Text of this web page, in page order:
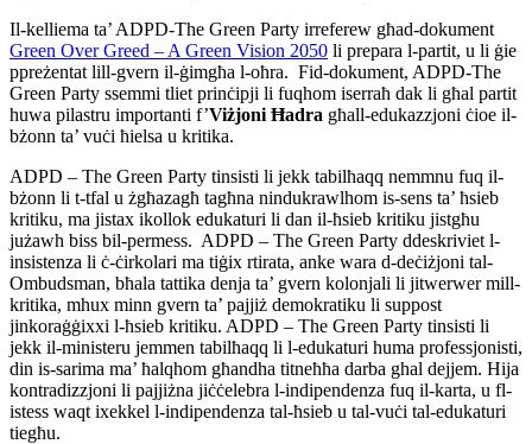
Il-kelliema ta’ ADPD-The Green Party irreferew għad-dokument
Green Over Greed – A Green Vision 2050 li prepara l-partit, u li ġie
ppreżentat lill-gvern il-ġimgħa l-oħra. Fid-dokument, ADPD-The
Green Party ssemmi tliet prinċipji li fuqhom iserraħ dak li għal partit
huwa pilastru importanti f’Viżjoni Ħadra għall-edukazzjoni ċioe il-
bżonn ta’ vuċi ħielsa u kritika.
ADPD – The Green Party tinsisti li jekk tabilħaqq nemmnu fuq il-
bżonn li t-tfal u żgħazagħ tagħna nindukrawlhom is-sens ta’ ħsieb
kritiku, ma jistax ikollok edukaturi li dan il-ħsieb kritiku jistgħu
jużawh biss bil-permess. ADPD – The Green Party ddeskriviet l-
insistenza li ċ-ċirkolari ma tiġix rtirata, anke wara d-deċiżjoni tal-
Ombudsman, bħala tattika denja ta’ gvern kolonjali li jitwerwer mill-
kritika, mhux minn gvern ta’ pajjiż demokratiku li suppost
jinkoraġġixxi l-ħsieb kritiku. ADPD – The Green Party tinsisti li
jekk il-ministeru jemmen tabilħaqq li l-edukaturi huma professjonisti,
din is-sarima ma’ ħalqhom għandha titneħħa darba ghal dejjem. Hija
kontradizzjoni li pajjiżna jiċċelebra l-indipendenza fuq il-karta, u fl-
istess waqt ixekkel l-indipendenza tal-ħsieb u tal-vuċi tal-edukaturi
tiegħu.